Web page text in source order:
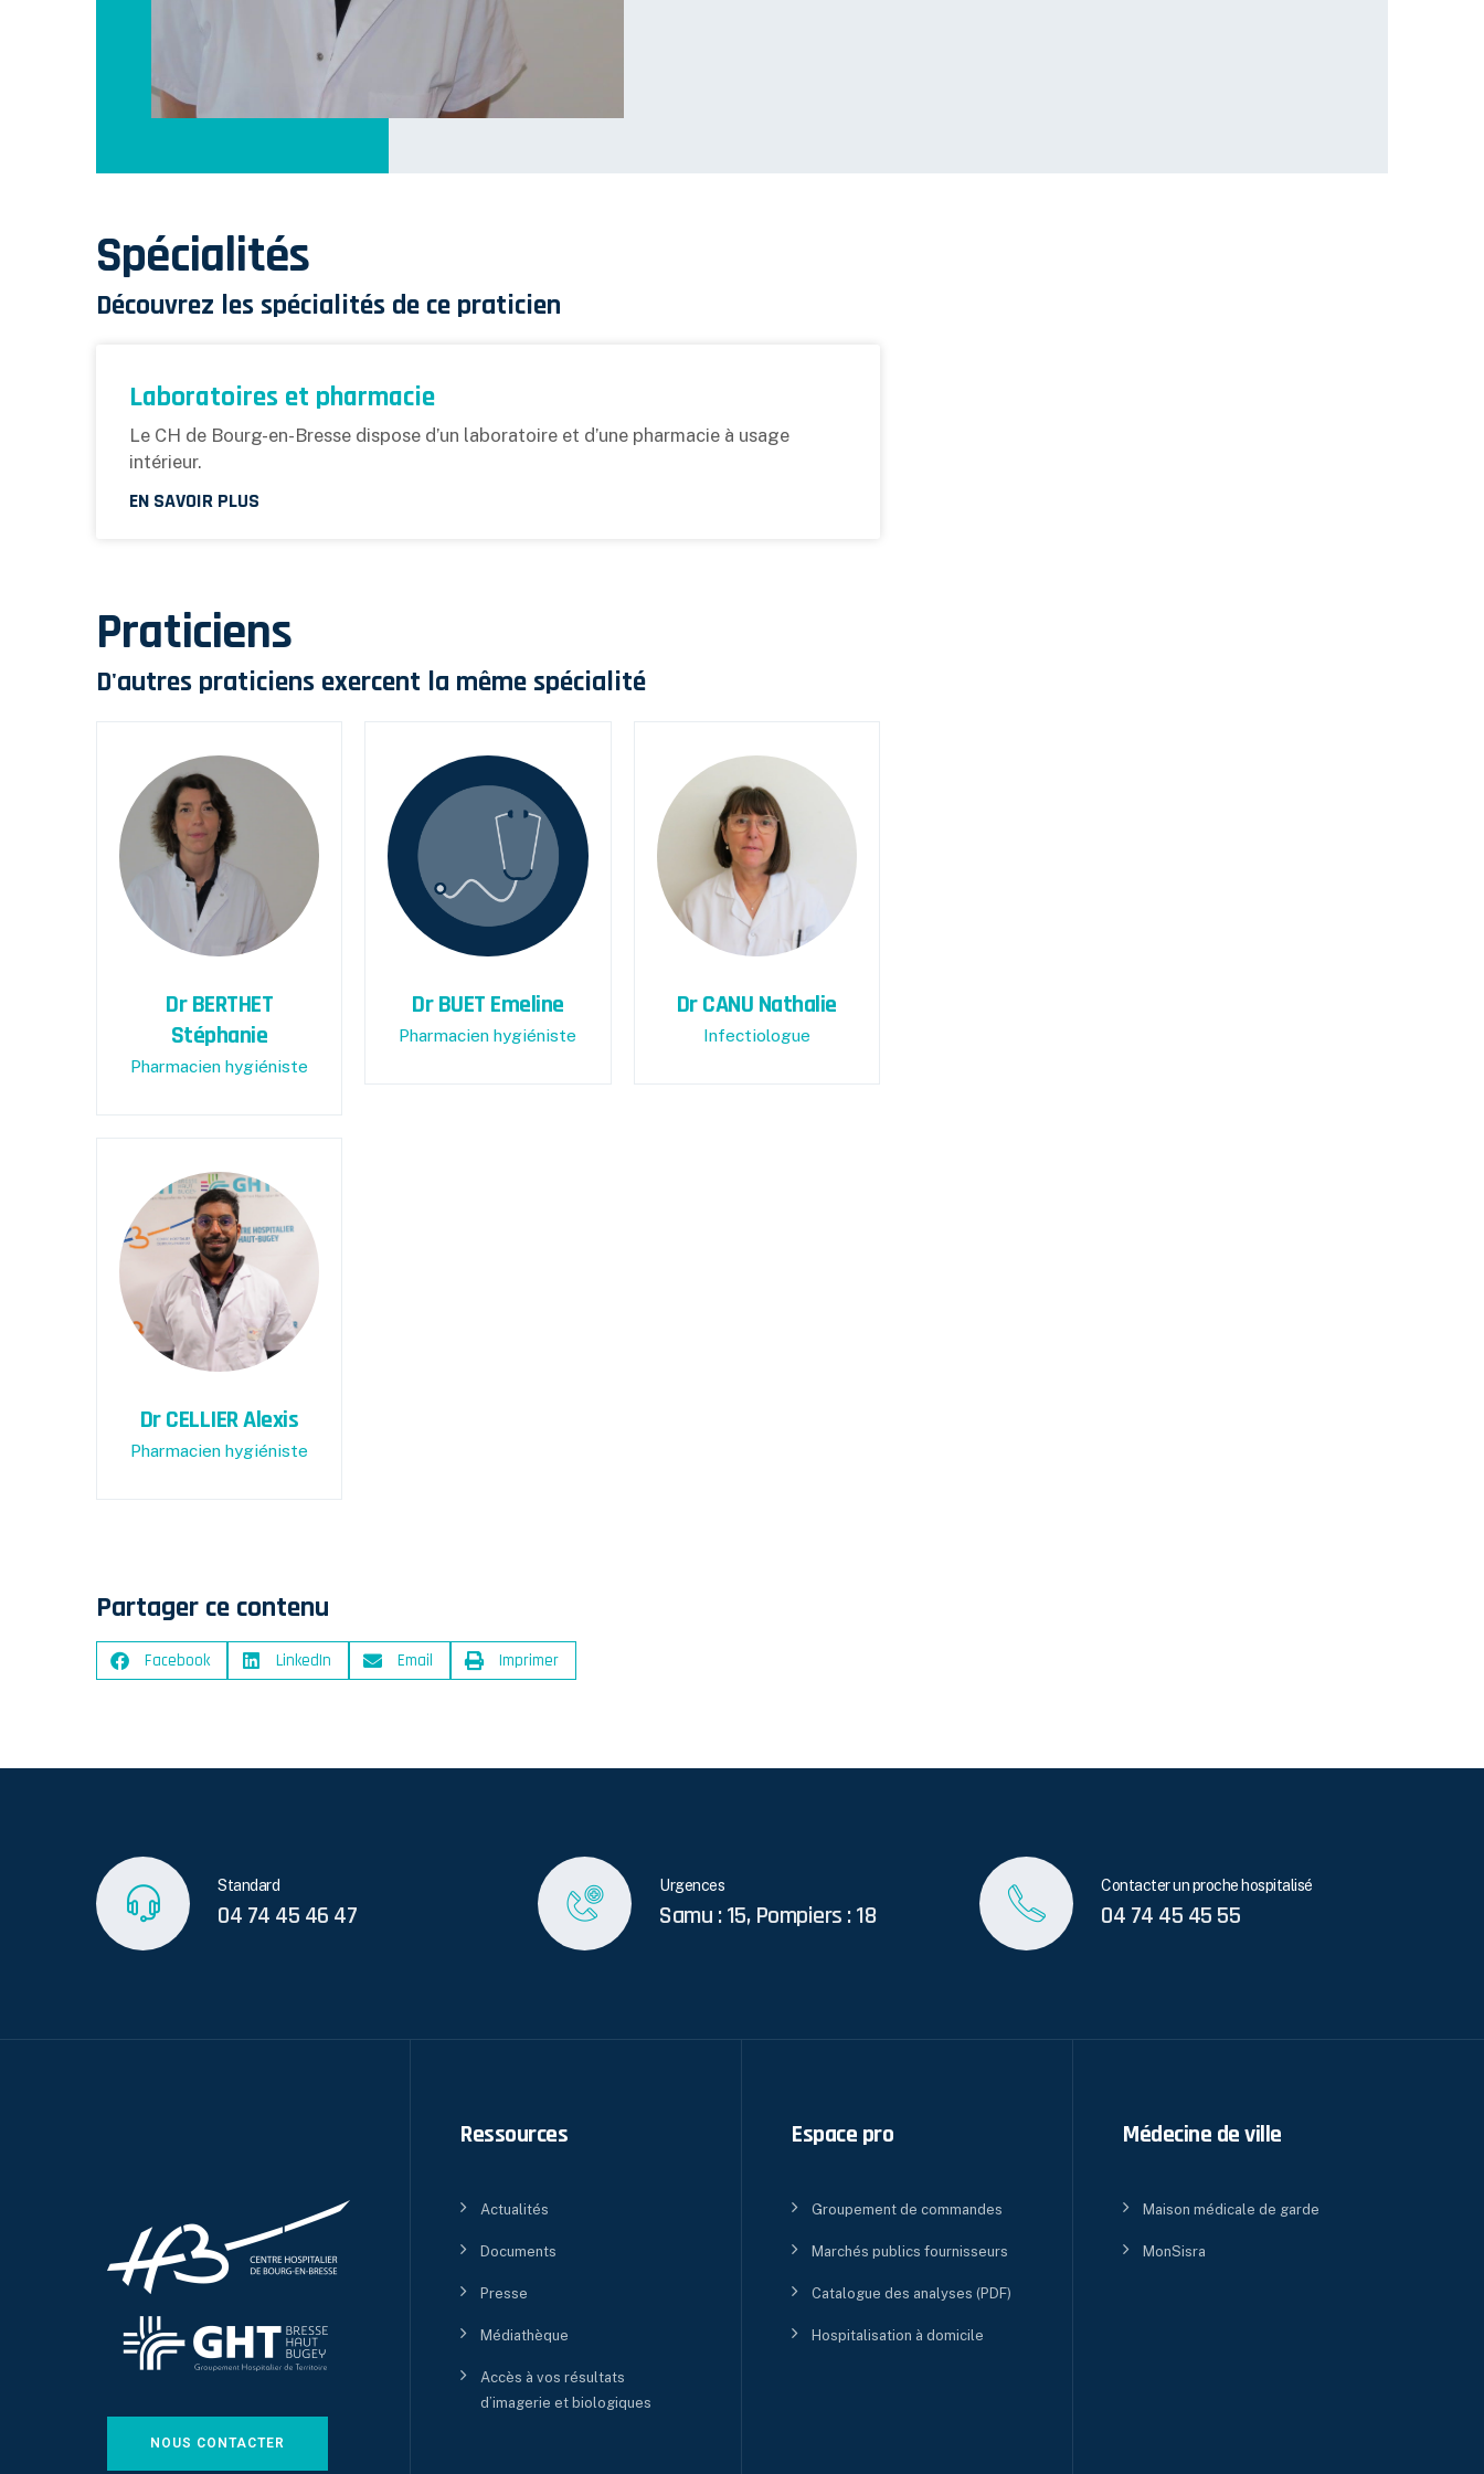
Spécialités
Découvrez les spécialités de ce praticien
Laboratoires et pharmacie
Le CH de Bourg-en-Bresse dispose d’un laboratoire et d’une pharmacie à usage
intérieur.
EN SAVOIR PLUS
Praticiens
D'autres praticiens exercent la même spécialité
Dr BERTHET
Stéphanie
Pharmacien hygiéniste
Dr BUET Emeline
Pharmacien hygiéniste
Dr CANU Nathalie
Infectiologue
Dr CELLIER Alexis
Pharmacien hygiéniste
Partager ce contenu
Facebook LinkedIn Email Imprimer
Standard
04 74 45 46 47
Urgences
Samu : 15, Pompiers : 18
Contacter un proche hospitalisé
04 74 45 45 55
NOUS CONTACTER
Ressources
Actualités
Documents
Presse
Médiathèque
Accès à vos résultats
d’imagerie et biologiques
Espace pro
Groupement de commandes
Marchés publics fournisseurs
Catalogue des analyses (PDF)
Hospitalisation à domicile
Médecine de ville
Maison médicale de garde
MonSisra